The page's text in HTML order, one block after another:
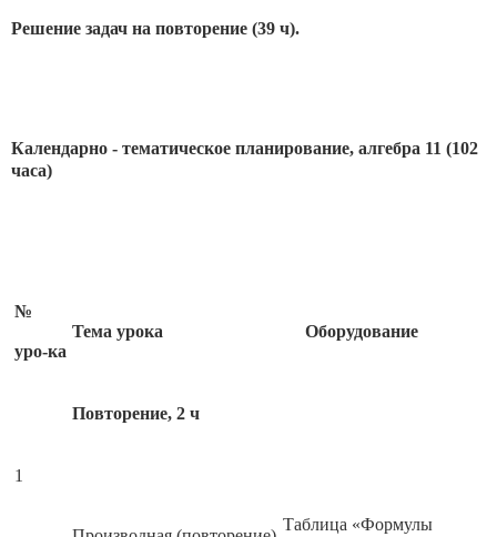
Решение задач на повторение (39 ч).
Календарно - тематическое планирование, алгебра 11 (102
часа)
№
уро-ка
Тема урока Оборудование
Повторение, 2 ч
1
Таблица «Формулы